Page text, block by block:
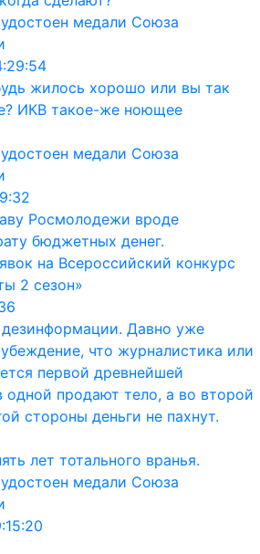
медали Союза
жилось хорошо или вы так
ИКВ такое-же ноющее
медали Союза
Росмолодежи вроде
бюджетных денег.
на Всероссийский конкурс
2 сезон»
Давно уже
что журналистика или
первой древнейшей
одной продают тело, а во второй
стороны деньги не пахнут.
лет тотального вранья.
медали Союза